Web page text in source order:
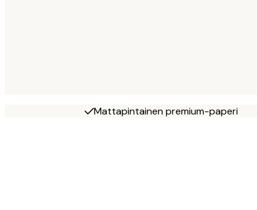
Mattapintainen premium-paperi